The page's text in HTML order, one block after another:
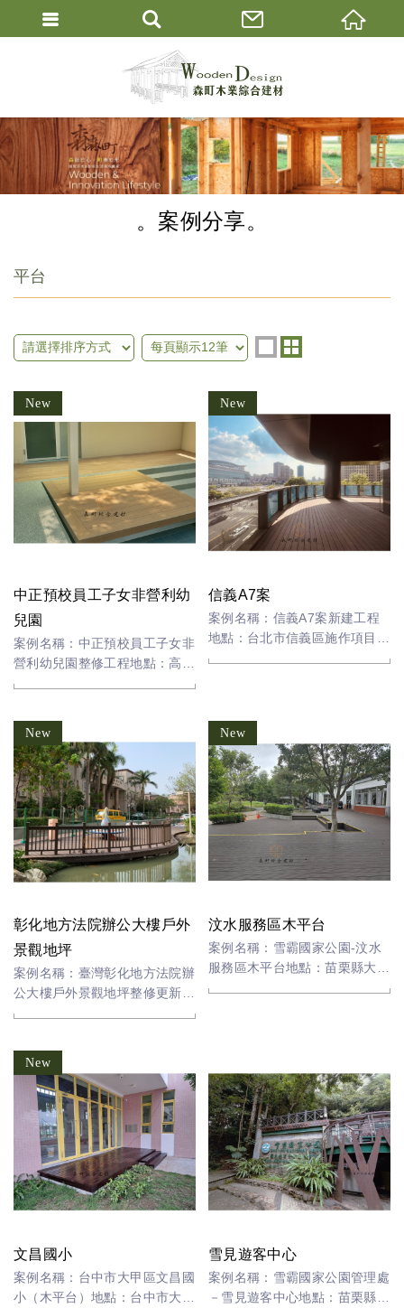
案例分享
平台
中正預校員工子女非營利幼
兒園
案例名稱：中正預校員工子女非
營利幼兒園整修工程地點：高雄
市鳳山區施作項目：塑木平台材
信義A7案
案例名稱：信義A7案新建工程
地點：台北市信義區施作項目：
塑木平台材料：塑膠木
彰化地方法院辦公大樓戶外
景觀地坪
案例名稱：臺灣彰化地方法院辦
公大樓戶外景觀地坪整修更新工
程採購案地點：彰化縣員林市施
汶水服務區木平台
案例名稱：雪霸國家公園-汶水
服務區木平台地點：苗栗縣大湖
鄉施作項目：塑木平台材料：塑
文昌國小
案例名稱：台中市大甲區文昌國
小（木平台）地點：台中市大甲
雪見遊客中心
案例名稱：雪霸國家公園管理處
－雪見遊客中心地點：苗栗縣泰